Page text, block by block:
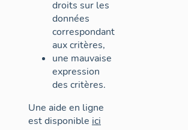
droits sur les
données
correspondant
aux critères,
une mauvaise
expression
des critères.
Une aide en ligne
est disponible ici